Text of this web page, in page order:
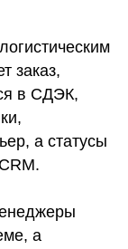
заказ,
в СДЭК,
а статусы
а